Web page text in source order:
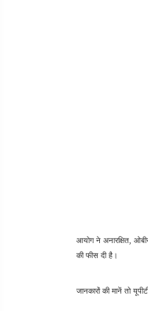
आयोग ने अनारक्षित,
की फीस दी है।
जानकारों की मानें तो